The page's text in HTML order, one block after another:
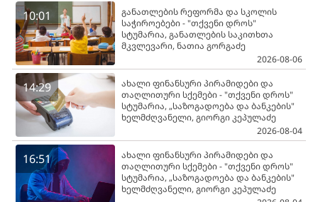
10:01
განათლების რეფორმა და სკოლის
საჭიროებები - "თქვენი დროს"
სტუმარია, განათლების საკითხთა
მკვლევარი, ნათია გორგაძე
2026-08-06
14:29
ახალი ფინანსური პირამიდები და
თაღლითური სქემები - "თქვენი დროს"
სტუმარია, „საზოგადოება და ბანკების"
ხელმძღვანელი, გიორგი კეპულაძე
2026-08-04
16:51
ახალი ფინანსური პირამიდები და
თაღლითური სქემები - "თქვენი დროს"
სტუმარია, „საზოგადოება და ბანკების"
ხელმძღვანელი, გიორგი კეპულაძე